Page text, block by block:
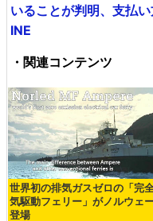
いることが判明、支払
INE
・関連コンテンツ
世界初の排気ガスゼロの「完
気駆動フェリー」がノルウェ
登場